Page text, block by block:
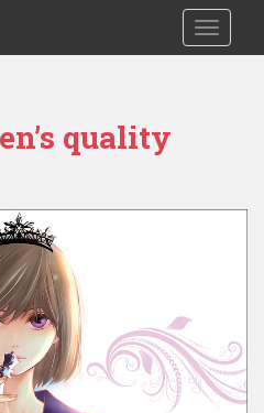
quality